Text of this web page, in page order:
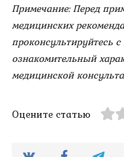
Примечание: Перед
медицинских
проконсультируйтесь
ознакомительный
медицинской
Оцените статью